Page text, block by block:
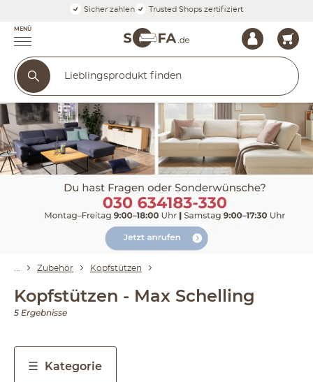
Sicher zahlen Trusted Shops zertifiziert
MENÜ
Zubehör Kopfstützen
Kopfstützen - Max Schelling
5 Ergebnisse
Kategorie